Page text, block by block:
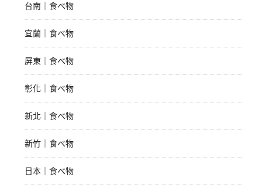
台南｜食べ物
宜蘭｜食べ物
屏東｜食べ物
彰化｜食べ物
新北｜食べ物
新竹｜食べ物
日本｜食べ物